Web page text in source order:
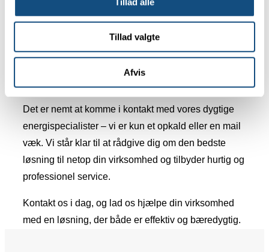
Tillad valgte
Afvis
Kontakt kølefirma – Nem kontakt
Det er nemt at komme i kontakt med vores dygtige
energispecialister – vi er kun et opkald eller en mail
væk. Vi står klar til at rådgive dig om den bedste
løsning til netop din virksomhed og tilbyder hurtig og
professionel service.
Kontakt os i dag, og lad os hjælpe din virksomhed
med en løsning, der både er effektiv og bæredygtig.